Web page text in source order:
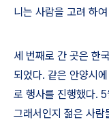
니는 사람을 고려 하
세 번째로 간 곳은 한
되었다. 같은 안양시
로 행사를 진행했다. 5
그래서인지 젊은 사